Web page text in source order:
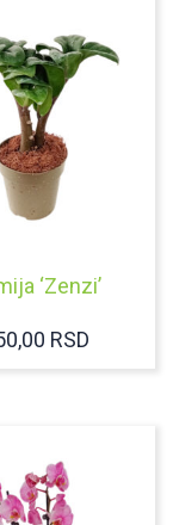
‘Zenzi’
RSD